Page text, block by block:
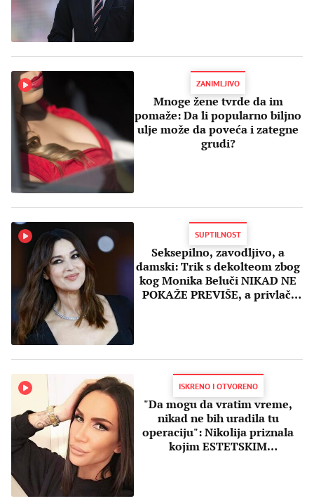
ZANIMLJIVO
Mnoge žene tvrde da im
pomaže: Da li popularno biljno
ulje može da poveća i zategne
grudi?
SUPTILNOST
Seksepilno, zavodljivo, a
damski: Trik s dekolteom zbog
kog Monika Beluči NIKAD NE
POKAŽE PREVIŠE, a privlači
ISKRENO I OTVORENO
"Da mogu da vratim vreme,
nikad ne bih uradila tu
operaciju": Nikolija priznala
kojim ESTETSKIM